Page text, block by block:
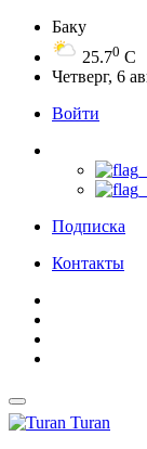
Баку
25.70 C
Четверг, 6
Войти
Подписка
Контакты
Turan